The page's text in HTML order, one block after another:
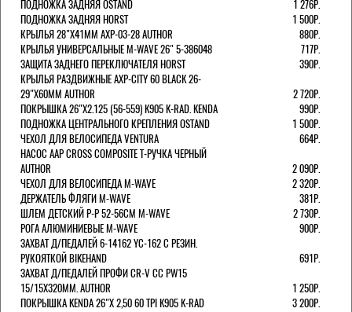
ПОДНОЖКА ЗАДНЯЯ OSTAND
1 276Р.
ПОДНОЖКА ЗАДНЯЯ HORST
1 500Р.
КРЫЛЬЯ 28"Х41ММ AXP-03-28 AUTHOR
880Р.
КРЫЛЬЯ УНИВЕРСАЛЬНЫЕ M-WAVE 26" 5-386048
717Р.
ЗАЩИТА ЗАДНЕГО ПЕРЕКЛЮЧАТЕЛЯ HORST
390Р.
КРЫЛЬЯ РАЗДВИЖНЫЕ AXP-CITY 60 BLACK 26-
29"Х60ММ AUTHOR
2 720Р.
ПОКРЫШКА 26"Х2.125 (56-559) K905 K-RAD. KENDA
990Р.
ПОДНОЖКА ЦЕНТРАЛЬНОГО КРЕПЛЕНИЯ OSTAND
1 500Р.
ЧЕХОЛ ДЛЯ ВЕЛОСИПЕДА VENTURA
664Р.
НАСОС AAP CROSS COMPOSITE Т-РУЧКА ЧЕРНЫЙ
AUTHOR
2 090Р.
ЧЕХОЛ ДЛЯ ВЕЛОСИПЕДА M-WAVE
2 320Р.
ДЕРЖАТЕЛЬ ФЛЯГИ M-WAVE
381Р.
ШЛЕМ ДЕТСКИЙ Р-Р 52-56СМ M-WAVE
2 730Р.
РОГА АЛЮМИНИЕВЫЕ M-WAVE
900Р.
ЗАХВАТ Д/ПЕДАЛЕЙ 6-14162 YC-162 С РЕЗИН.
РУКОЯТКОЙ BIKEHAND
691Р.
ЗАХВАТ Д/ПЕДАЛЕЙ ПРОФИ CR-V CC PW15
15/15X320ММ. AUTHOR
1 250Р.
ПОКРЫШКА KENDA 26"Х 2,50 60 TPI K905 K-RAD
3 200Р.